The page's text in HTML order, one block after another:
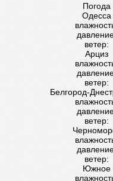
Погода
Одесса
ветер:
Арциз
ветер:
Белгород-
ветер:
ветер:
Южное